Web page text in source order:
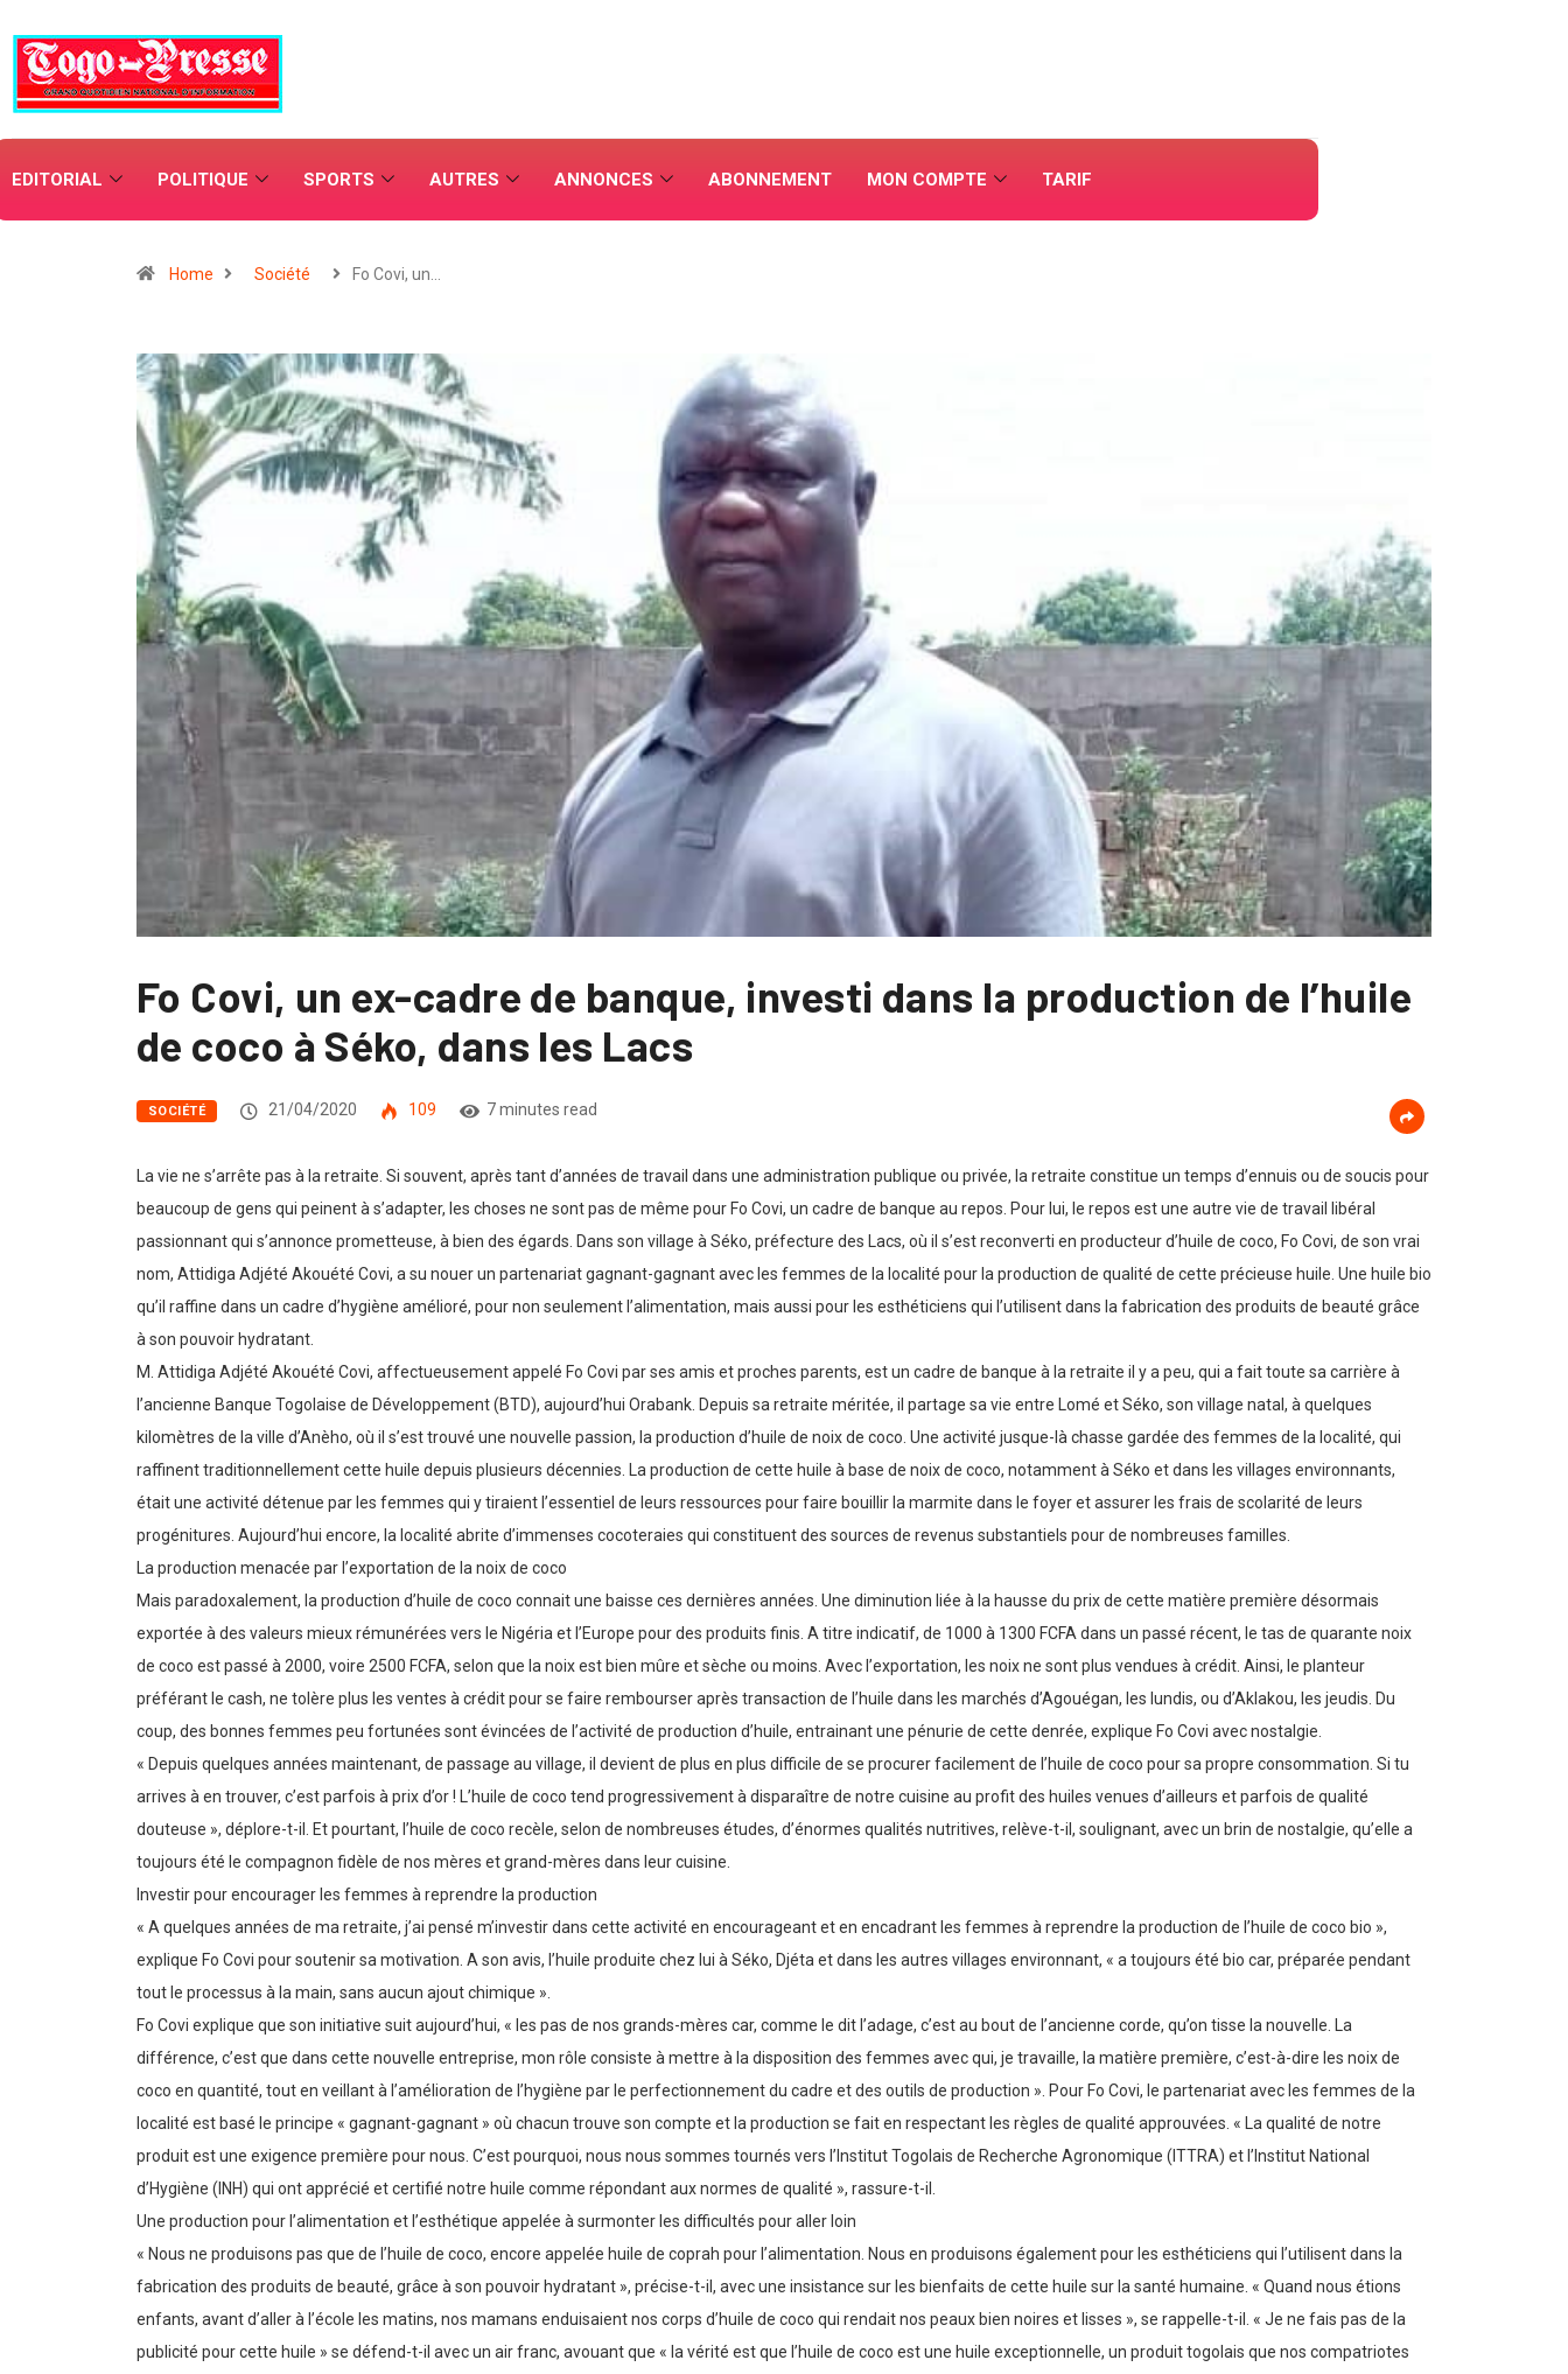
EDITORIAL POLITIQUE SPORTS AUTRES ANNONCES ABONNEMENT MON COMPTE TARIF
Home Société Fo Covi, un…
Fo Covi, un ex-cadre de banque, investi dans la production de l’huile
de coco à Séko, dans les Lacs
SOCIÉTÉ 21/04/2020 109 7 minutes read
La vie ne s’arrête pas à la retraite. Si souvent, après tant d’années de travail dans une administration publique ou privée, la retraite constitue un temps d’ennuis ou de soucis pour
beaucoup de gens qui peinent à s’adapter, les choses ne sont pas de même pour Fo Covi, un cadre de banque au repos. Pour lui, le repos est une autre vie de travail libéral
passionnant qui s’annonce prometteuse, à bien des égards. Dans son village à Séko, préfecture des Lacs, où il s’est reconverti en producteur d’huile de coco, Fo Covi, de son vrai
nom, Attidiga Adjété Akouété Covi, a su nouer un partenariat gagnant-gagnant avec les femmes de la localité pour la production de qualité de cette précieuse huile. Une huile bio
qu’il raffine dans un cadre d’hygiène amélioré, pour non seulement l’alimentation, mais aussi pour les esthéticiens qui l’utilisent dans la fabrication des produits de beauté grâce
à son pouvoir hydratant.
M. Attidiga Adjété Akouété Covi, affectueusement appelé Fo Covi par ses amis et proches parents, est un cadre de banque à la retraite il y a peu, qui a fait toute sa carrière à
l’ancienne Banque Togolaise de Développement (BTD), aujourd’hui Orabank. Depuis sa retraite méritée, il partage sa vie entre Lomé et Séko, son village natal, à quelques
kilomètres de la ville d’Anèho, où il s’est trouvé une nouvelle passion, la production d’huile de noix de coco. Une activité jusque-là chasse gardée des femmes de la localité, qui
raffinent traditionnellement cette huile depuis plusieurs décennies. La production de cette huile à base de noix de coco, notamment à Séko et dans les villages environnants,
était une activité détenue par les femmes qui y tiraient l’essentiel de leurs ressources pour faire bouillir la marmite dans le foyer et assurer les frais de scolarité de leurs
progénitures. Aujourd’hui encore, la localité abrite d’immenses cocoteraies qui constituent des sources de revenus substantiels pour de nombreuses familles.
La production menacée par l’exportation de la noix de coco
Mais paradoxalement, la production d’huile de coco connait une baisse ces dernières années. Une diminution liée à la hausse du prix de cette matière première désormais
exportée à des valeurs mieux rémunérées vers le Nigéria et l’Europe pour des produits finis. A titre indicatif, de 1000 à 1300 FCFA dans un passé récent, le tas de quarante noix
de coco est passé à 2000, voire 2500 FCFA, selon que la noix est bien mûre et sèche ou moins. Avec l’exportation, les noix ne sont plus vendues à crédit. Ainsi, le planteur
préférant le cash, ne tolère plus les ventes à crédit pour se faire rembourser après transaction de l’huile dans les marchés d’Agouégan, les lundis, ou d’Aklakou, les jeudis. Du
coup, des bonnes femmes peu fortunées sont évincées de l’activité de production d’huile, entrainant une pénurie de cette denrée, explique Fo Covi avec nostalgie.
« Depuis quelques années maintenant, de passage au village, il devient de plus en plus difficile de se procurer facilement de l’huile de coco pour sa propre consommation. Si tu
arrives à en trouver, c’est parfois à prix d’or ! L’huile de coco tend progressivement à disparaître de notre cuisine au profit des huiles venues d’ailleurs et parfois de qualité
douteuse », déplore-t-il. Et pourtant, l’huile de coco recèle, selon de nombreuses études, d’énormes qualités nutritives, relève-t-il, soulignant, avec un brin de nostalgie, qu’elle a
toujours été le compagnon fidèle de nos mères et grand-mères dans leur cuisine.
Investir pour encourager les femmes à reprendre la production
« A quelques années de ma retraite, j’ai pensé m’investir dans cette activité en encourageant et en encadrant les femmes à reprendre la production de l’huile de coco bio »,
explique Fo Covi pour soutenir sa motivation. A son avis, l’huile produite chez lui à Séko, Djéta et dans les autres villages environnant, « a toujours été bio car, préparée pendant
tout le processus à la main, sans aucun ajout chimique ».
Fo Covi explique que son initiative suit aujourd’hui, « les pas de nos grands-mères car, comme le dit l’adage, c’est au bout de l’ancienne corde, qu’on tisse la nouvelle. La
différence, c’est que dans cette nouvelle entreprise, mon rôle consiste à mettre à la disposition des femmes avec qui, je travaille, la matière première, c’est-à-dire les noix de
coco en quantité, tout en veillant à l’amélioration de l’hygiène par le perfectionnement du cadre et des outils de production ». Pour Fo Covi, le partenariat avec les femmes de la
localité est basé le principe « gagnant-gagnant » où chacun trouve son compte et la production se fait en respectant les règles de qualité approuvées. « La qualité de notre
produit est une exigence première pour nous. C’est pourquoi, nous nous sommes tournés vers l’Institut Togolais de Recherche Agronomique (ITTRA) et l’Institut National
d’Hygiène (INH) qui ont apprécié et certifié notre huile comme répondant aux normes de qualité », rassure-t-il.
Une production pour l’alimentation et l’esthétique appelée à surmonter les difficultés pour aller loin
« Nous ne produisons pas que de l’huile de coco, encore appelée huile de coprah pour l’alimentation. Nous en produisons également pour les esthéticiens qui l’utilisent dans la
fabrication des produits de beauté, grâce à son pouvoir hydratant », précise-t-il, avec une insistance sur les bienfaits de cette huile sur la santé humaine. « Quand nous étions
enfants, avant d’aller à l’école les matins, nos mamans enduisaient nos corps d’huile de coco qui rendait nos peaux bien noires et lisses », se rappelle-t-il. « Je ne fais pas de la
publicité pour cette huile » se défend-t-il avec un air franc, avouant que « la vérité est que l’huile de coco est une huile exceptionnelle, un produit togolais que nos compatriotes